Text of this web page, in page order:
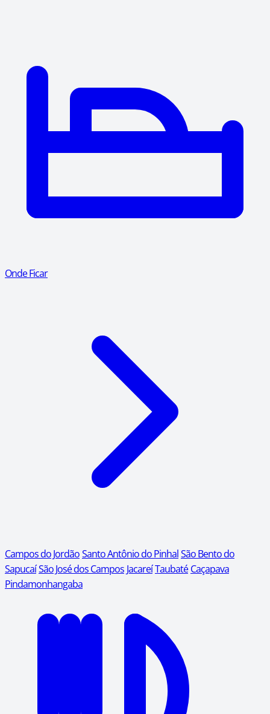
Onde Ficar
Campos do JordãoSanto Antônio do PinhalSão Bento do
SapucaíSão José dos Campos JacareíTaubaté Caçapava
Pindamonhangaba